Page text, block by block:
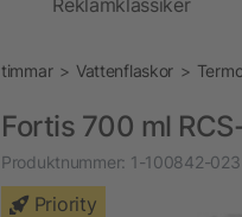
timmar Vattenflaskor
Fortis 700 ml
Produktnummer: 1-100842-023
Priority